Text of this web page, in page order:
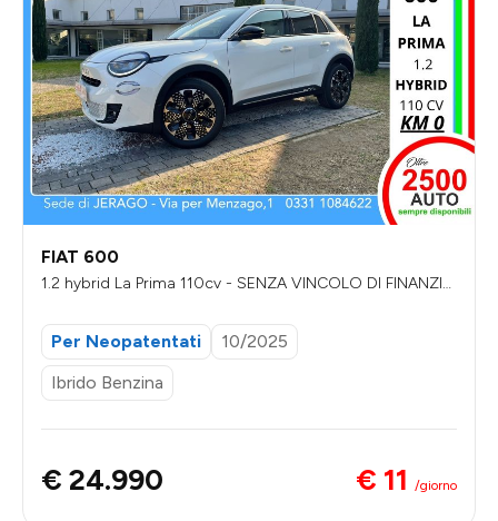
FIAT 600
1.2 hybrid La Prima 110cv - SENZA VINCOLO DI FINANZIA
Per Neopatentati
10/2025
Ibrido Benzina
€ 24.990 € 11 /giorno